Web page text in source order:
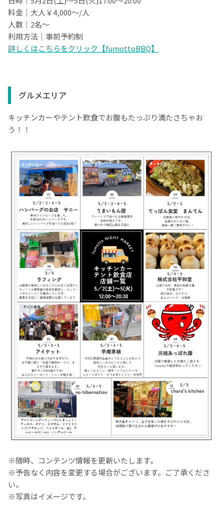
料金｜大人￥4,000～/人
人数｜2名～
利用方法｜事前予約制
詳しくはこちらをクリック【fumottoBBQ】
グルメエリア
キッチンカーやテント飲食でお腹もたっぷり満たさちゃお
う！！
※随時、コンテンツ情報を更新いたします。
※予告なく内容を変更する場合がございます。ご了承くださ
い。
※写真はイメージです。